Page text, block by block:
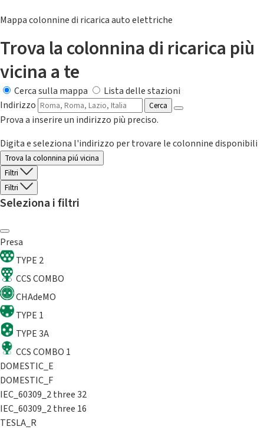
Mappa colonnine di ricarica auto elettriche
Trova la colonnina di ricarica più
vicina a te
Cerca sulla mappa
Lista delle stazioni
Indirizzo
Cerca
Prova a inserire un indirizzo più preciso.
Digita e seleziona l'indirizzo per trovare le colonnine disponibili
Trova la colonnina piú vicina
Filtri
Filtri
Seleziona i filtri
Presa
TYPE 2
CCS COMBO
CHAdeMO
TYPE 1
TYPE 3A
CCS COMBO 1
DOMESTIC_E
DOMESTIC_F
IEC_60309_2 three 32
IEC_60309_2 three 16
TESLA_R